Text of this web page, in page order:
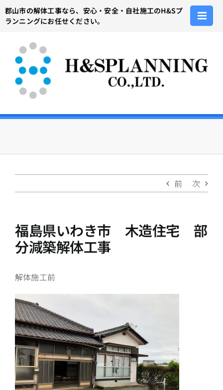
Skip
to
郡山市の解体工事なら、安心・安全・自社施工のH&Sプ
ランニングにお任せください。
前 次
福島県いわき市 木造住宅 部
分減築解体工事
解体施工前